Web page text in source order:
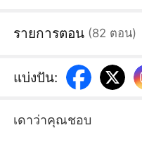
แต่แพรไหมไม่เคยยอม อ
รายการตอน (82 ตอน)
แบ่งปัน:
เดาว่าคุณชอบ